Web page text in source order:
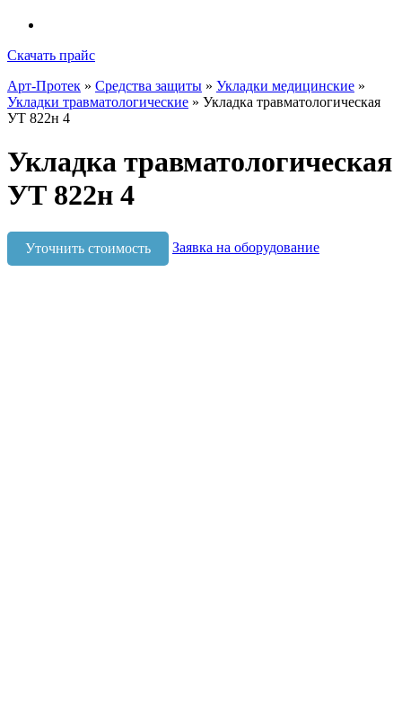
Скачать прайс
Арт-Протек » Средства защиты » Укладки медицинские »
Укладки травматологические » Укладка травматологическая
УТ 822н 4
Укладка травматологическая
УТ 822н 4
Уточнить стоимость Заявка на оборудование